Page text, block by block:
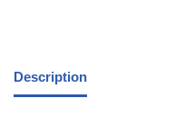
Description